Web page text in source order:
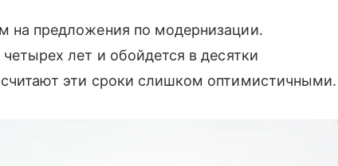
на предложения по модернизации.
лет и обойдется в десятки
эти сроки слишком оптимистичными.